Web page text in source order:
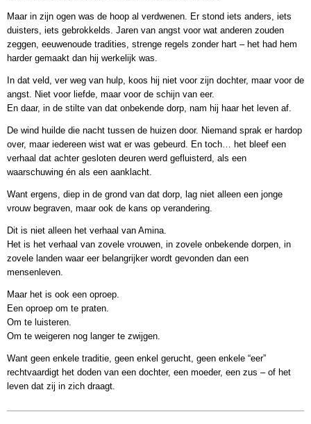
Maar in zijn ogen was de hoop al verdwenen. Er stond iets anders, iets
duisters, iets gebrokkelds. Jaren van angst voor wat anderen zouden
zeggen, eeuwenoude tradities, strenge regels zonder hart – het had hem
harder gemaakt dan hij werkelijk was.
In dat veld, ver weg van hulp, koos hij niet voor zijn dochter, maar voor de
angst. Niet voor liefde, maar voor de schijn van eer.
En daar, in de stilte van dat onbekende dorp, nam hij haar het leven af.
De wind huilde die nacht tussen de huizen door. Niemand sprak er hardop
over, maar iedereen wist wat er was gebeurd. En toch… het bleef een
verhaal dat achter gesloten deuren werd gefluisterd, als een
waarschuwing én als een aanklacht.
Want ergens, diep in de grond van dat dorp, lag niet alleen een jonge
vrouw begraven, maar ook de kans op verandering.
Dit is niet alleen het verhaal van Amina.
Het is het verhaal van zovele vrouwen, in zovele onbekende dorpen, in
zovele landen waar eer belangrijker wordt gevonden dan een
mensenleven.
Maar het is ook een oproep.
Een oproep om te praten.
Om te luisteren.
Om te weigeren nog langer te zwijgen.
Want geen enkele traditie, geen enkel gerucht, geen enkele “eer”
rechtvaardigt het doden van een dochter, een moeder, een zus – of het
leven dat zij in zich draagt.